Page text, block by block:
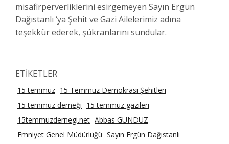
misafirperverliklerini esirgemeyen Sayın Ergün
Dağıstanlı ‘ya Şehit ve Gazi Ailelerimiz adına
teşekkür ederek, şükranlarını sundular.
ETİKETLER
15 temmuz 15 Temmuz Demokrasi Şehitleri
15 temmuz derneği 15 temmuz gazileri
15temmuzdernegi.net Abbas GÜNDÜZ
Emniyet Genel Müdürlüğü Sayın Ergün Dağıstanlı